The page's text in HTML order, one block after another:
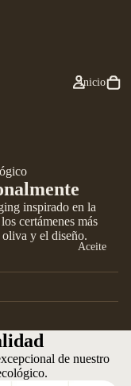
Inicio
Aceite
inspirado en la
certámenes más
y el diseño.
de nuestro